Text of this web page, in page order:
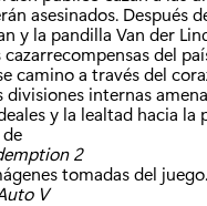
asesinados. Después
y la pandilla Van der
del
camino a través del
divisiones internas
y la lealtad hacia
2
tomadas del
V